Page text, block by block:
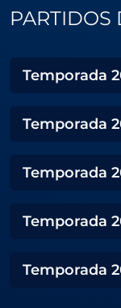
PARTIDOS
Temporada
Temporada
Temporada
Temporada
Temporada